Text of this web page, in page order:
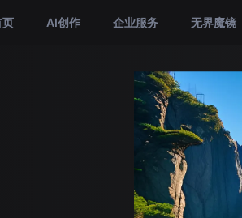
页 AI创作 企业服务 无界魔镜